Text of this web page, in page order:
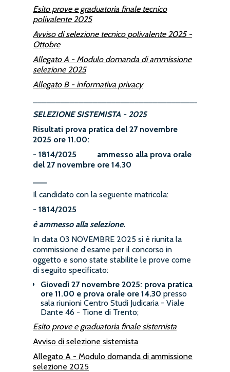
Esito prove e graduatoria finale tecnico
polivalente 2025
Avviso di selezione tecnico polivalente 2025 -
Ottobre
Allegato A - Modulo domanda di ammissione
selezione 2025
Allegato B - informativa privacy
SELEZIONE SISTEMISTA - 2025
Risultati prova pratica del 27 novembre
2025 ore 11.00:
- 1814/2025 ammesso alla prova orale
del 27 novembre ore 14.30
Il candidato con la seguente matricola:
- 1814/2025
è ammesso alla selezione.
In data 03 NOVEMBRE 2025 si è riunita la
commissione d'esame per il concorso in
oggetto e sono state stabilite le prove come
di seguito specificato:
Giovedì 27 novembre 2025: prova pratica
ore 11.00 e prova orale ore 14.30 presso
sala riunioni Centro Studi Judicaria - Viale
Dante 46 - Tione di Trento;
Esito prove e graduatoria finale sistemista
Avviso di selezione sistemista
Allegato A - Modulo domanda di ammissione
selezione 2025